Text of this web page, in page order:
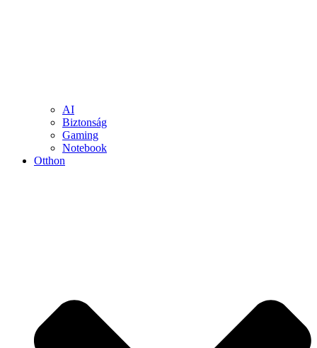
AI
Biztonság
Gaming
Notebook
Otthon